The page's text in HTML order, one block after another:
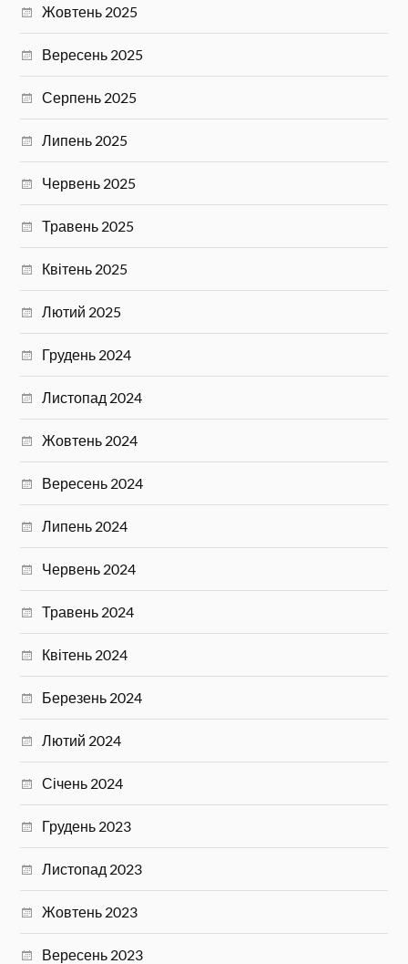
Жовтень 2025
Вересень 2025
Серпень 2025
Липень 2025
Червень 2025
Травень 2025
Квітень 2025
Лютий 2025
Грудень 2024
Листопад 2024
Жовтень 2024
Вересень 2024
Липень 2024
Червень 2024
Травень 2024
Квітень 2024
Березень 2024
Лютий 2024
Січень 2024
Грудень 2023
Листопад 2023
Жовтень 2023
Вересень 2023